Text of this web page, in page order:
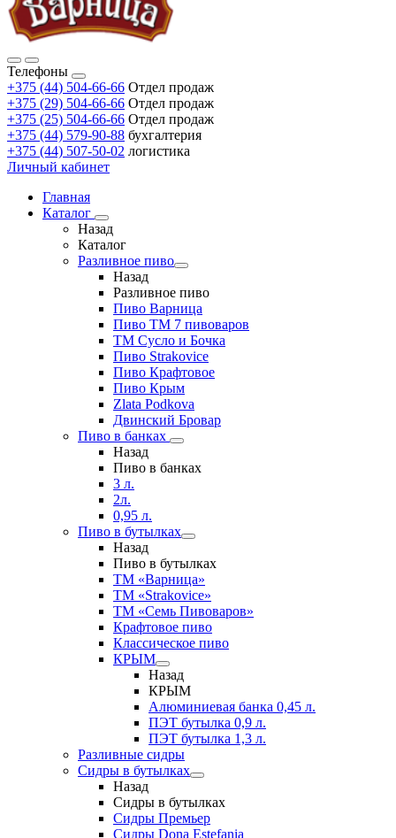
Телефоны
+375 (44) 504-66-66 Отдел продаж
+375 (29) 504-66-66 Отдел продаж
+375 (25) 504-66-66 Отдел продаж
+375 (44) 579-90-88 бухгалтерия
+375 (44) 507-50-02 логистика
Личный кабинет
Главная
Каталог
Назад
Каталог
Разливное пиво
Назад
Разливное пиво
Пиво Варница
Пиво ТМ 7 пивоваров
ТМ Сусло и Бочка
Пиво Strakovice
Пиво Крафтовое
Пиво Крым
Zlata Podkova
Двинский Бровар
Пиво в банках
Назад
Пиво в банках
3 л.
2л.
0,95 л.
Пиво в бутылках
Назад
Пиво в бутылках
ТМ «Варница»
ТМ «Strakovice»
ТМ «Семь Пивоваров»
Крафтовое пиво
Классическое пиво
КРЫМ
Назад
КРЫМ
Алюминиевая банка 0,45 л.
ПЭТ бутылка 0,9 л.
ПЭТ бутылка 1,3 л.
Разливные сидры
Сидры в бутылках
Назад
Сидры в бутылках
Сидры Премьер
Сидры Dona Estefania